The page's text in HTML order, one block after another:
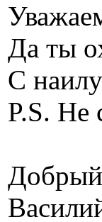
Да ты
С
P.S. Не